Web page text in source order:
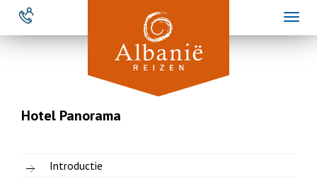
Overslaan
naar
Hotel Panorama
Introductie